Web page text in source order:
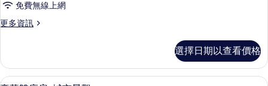
張
特
雙
人
免費無線上網
更多資訊
更
客
房,
選擇日期以查看價格
顯
免費迷你吧、客房內保險箱、書桌、隔